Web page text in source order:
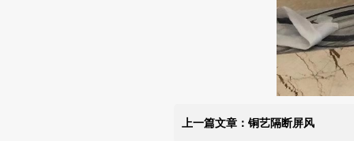
上一篇文章：铜艺隔断屏风